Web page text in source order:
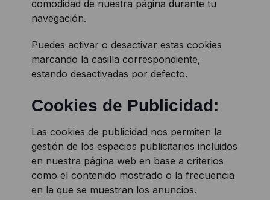
comodidad de nuestra página durante tu
navegación.
Puedes activar o desactivar estas cookies
marcando la casilla correspondiente,
estando desactivadas por defecto.
Cookies de Publicidad:
Las cookies de publicidad nos permiten la
gestión de los espacios publicitarios incluidos
en nuestra página web en base a criterios
como el contenido mostrado o la frecuencia
en la que se muestran los anuncios.